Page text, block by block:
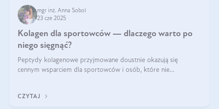
mgr inż. Anna Sobol
23 cze 2025
Kolagen dla sportowców — dlaczego warto po
niego sięgnąć?
Peptydy kolagenowe przyjmowane doustnie okazują się
cennym wsparciem dla sportowców i osób, które nie
CZYTAJ